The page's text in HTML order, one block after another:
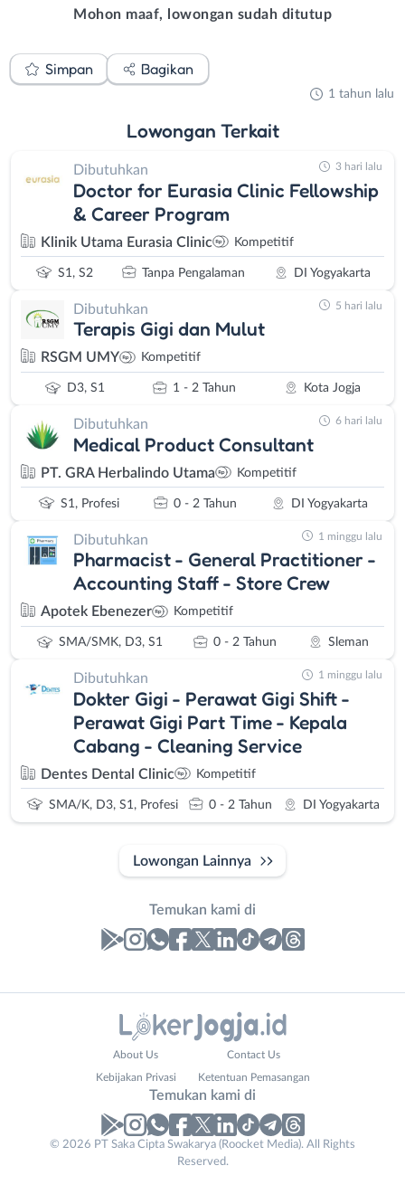
Mohon maaf, lowongan sudah ditutup
Simpan Bagikan
1 tahun lalu
Lowongan Terkait
Dibutuhkan
Doctor for Eurasia Clinic Fellowship
& Career Program
Klinik Utama Eurasia Clinic Kompetitif
S1, S2 Tanpa Pengalaman DI Yogyakarta
3 hari lalu
Dibutuhkan
Terapis Gigi dan Mulut
RSGM UMY Kompetitif
D3, S1 1 - 2 Tahun Kota Jogja
5 hari lalu
Dibutuhkan
Medical Product Consultant
PT. GRA Herbalindo Utama Kompetitif
S1, Profesi 0 - 2 Tahun DI Yogyakarta
6 hari lalu
Dibutuhkan
Pharmacist - General Practitioner -
Accounting Staff - Store Crew
Apotek Ebenezer Kompetitif
SMA/SMK, D3, S1 0 - 2 Tahun Sleman
1 minggu lalu
Dibutuhkan
Dokter Gigi - Perawat Gigi Shift -
Perawat Gigi Part Time - Kepala
Cabang - Cleaning Service
Dentes Dental Clinic Kompetitif
SMA/K, D3, S1, Profesi 0 - 2 Tahun DI Yogyakarta
1 minggu lalu
Lowongan Lainnya
Temukan kami di
No. Telp /
About Us Contact Us
Kebijakan Privasi Ketentuan Pemasangan
Temukan kami di
© 2026 PT Saka Cipta Swakarya (Roocket Media). All Rights
Reserved.